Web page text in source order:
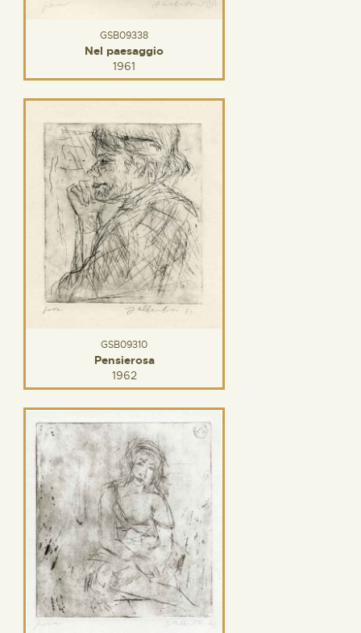
GSB09338
Nel paesaggio
1961
GSB09310
Pensierosa
1962